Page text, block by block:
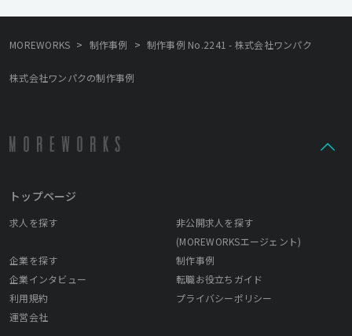
MOREWORKS > 制作事例 > 制作事例 No.2241 - 株式会社ワンパク
株式会社ワンパクの制作事例
トップページ
求人を探す
非公開求人を探す
(MOREWORKSエージェント)
企業を探す
制作事例
企業インタビュー
転職お役立ちガイド
利用規約
プライバシーポリシー
運営会社